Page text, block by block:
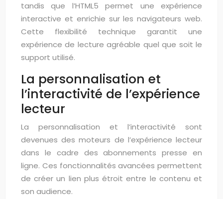
tandis que l’HTML5 permet une expérience
interactive et enrichie sur les navigateurs web.
Cette flexibilité technique garantit une
expérience de lecture agréable quel que soit le
support utilisé.
La personnalisation et
l’interactivité de l’expérience
lecteur
La personnalisation et l’interactivité sont
devenues des moteurs de l’expérience lecteur
dans le cadre des abonnements presse en
ligne. Ces fonctionnalités avancées permettent
de créer un lien plus étroit entre le contenu et
son audience.